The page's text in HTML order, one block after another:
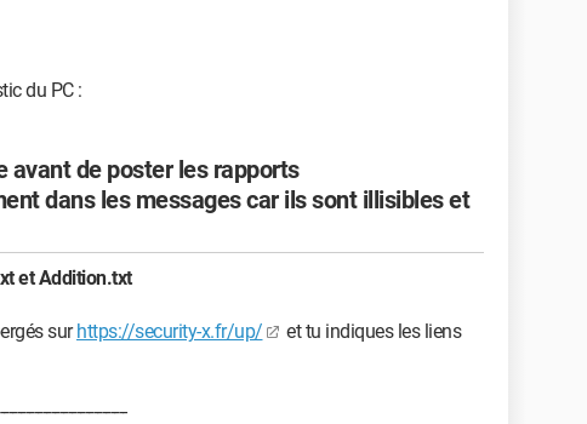
du PC :
avant de poster les rapports
dans les messages car ils sont illisibles et
et Addition.txt
surhttps://security-x.fr/up/
et tu indiques les liens